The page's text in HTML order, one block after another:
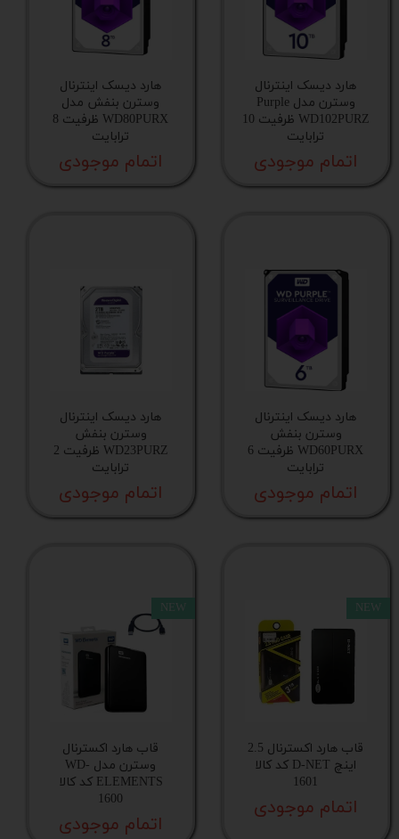
هارد دیسک اینترنال
وسترن مدل Purple
WD102PURZ ظرفیت 10
ترابایت
اتمام موجودی
هارد دیسک اینترنال
وسترن بنفش مدل
WD80PURX ظرفیت 8
ترابایت
اتمام موجودی
هارد دیسک اینترنال
وسترن بنفش
WD60PURX ظرفیت 6
ترابایت
اتمام موجودی
هارد دیسک اینترنال
وسترن بنفش
WD23PURZ ظرفیت 2
ترابایت
اتمام موجودی
قاب هارد اکسترنال 2.5
اینچ D-NET کد کالا
1601
اتمام موجودی
NEW
قاب هارد اکسترنال
وسترن مدل WD-
ELEMENTS کد کالا
1600
اتمام موجودی
NEW